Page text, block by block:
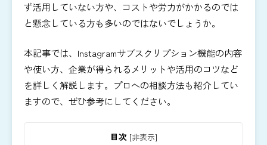
ず活用していない方や、コストや労力がかかるのでは
と懸念している方も多いのではないでしょうか。
本記事では、Instagramサブスクリプション機能の内容
や使い方、企業が得られるメリットや活用のコツなど
を詳しく解説します。プロへの相談方法も紹介してい
ますので、ぜひ参考にしてください。
目次 [非表示]